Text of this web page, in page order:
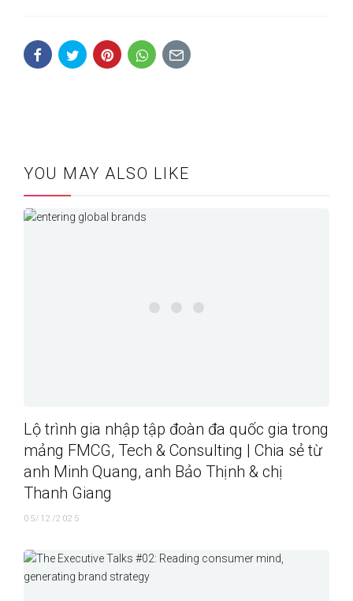
YOU MAY ALSO LIKE
Lộ trình gia nhập tập đoàn đa quốc gia trong
mảng FMCG, Tech & Consulting | Chia sẻ từ
anh Minh Quang, anh Bảo Thịnh & chị
Thanh Giang
05/12/2025